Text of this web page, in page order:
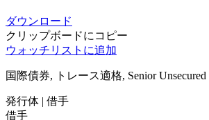
ダウンロード
クリップボードにコピー
ウォッチリストに追加
国際債券, トレース適格, Senior Unsecured
発行体 | 借手
借手